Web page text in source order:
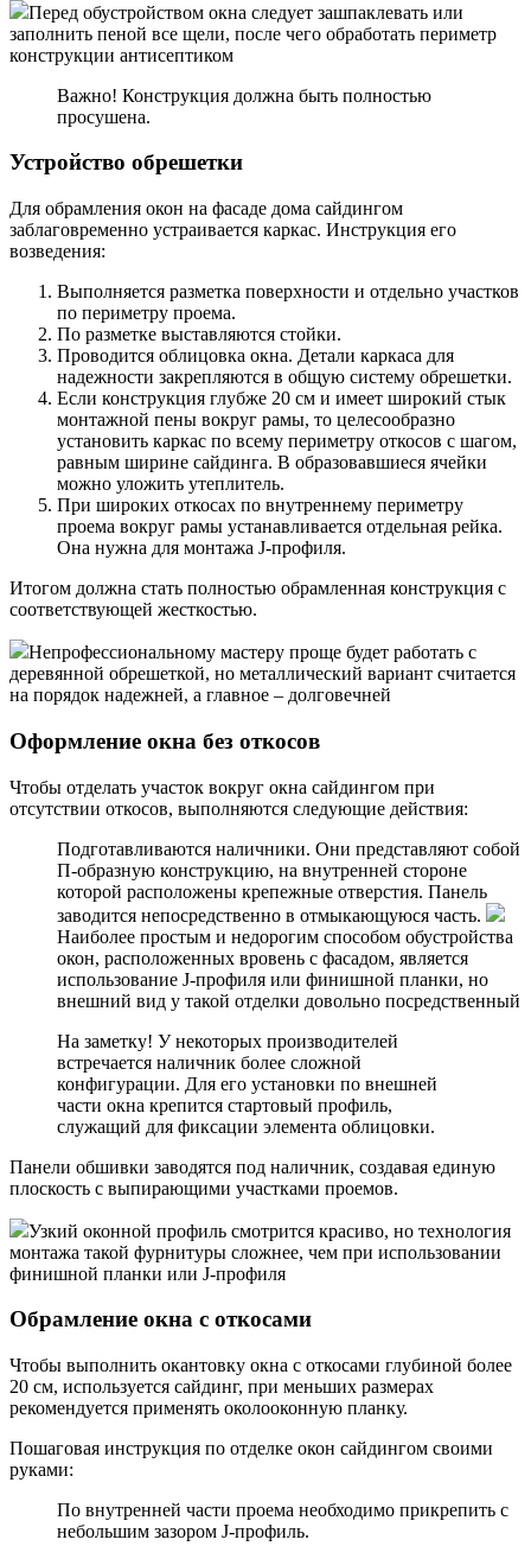
Перед обустройством окна следует зашпаклевать или
заполнить пеной все щели, после чего обработать периметр
конструкции антисептиком
Важно! Конструкция должна быть полностью
просушена.
Устройство обрешетки
Для обрамления окон на фасаде дома сайдингом
заблаговременно устраивается каркас. Инструкция его
возведения:
Выполняется разметка поверхности и отдельно участков
по периметру проема.
По разметке выставляются стойки.
Проводится облицовка окна. Детали каркаса для
надежности закрепляются в общую систему обрешетки.
Если конструкция глубже 20 см и имеет широкий стык
монтажной пены вокруг рамы, то целесообразно
установить каркас по всему периметру откосов с шагом,
равным ширине сайдинга. В образовавшиеся ячейки
можно уложить утеплитель.
При широких откосах по внутреннему периметру
проема вокруг рамы устанавливается отдельная рейка.
Она нужна для монтажа J-профиля.
Итогом должна стать полностью обрамленная конструкция с
соответствующей жесткостью.
Непрофессиональному мастеру проще будет работать с
деревянной обрешеткой, но металлический вариант считается
на порядок надежней, а главное – долговечней
Оформление окна без откосов
Чтобы отделать участок вокруг окна сайдингом при
отсутствии откосов, выполняются следующие действия:
Подготавливаются наличники. Они представляют собой
П-образную конструкцию, на внутренней стороне
которой расположены крепежные отверстия. Панель
заводится непосредственно в отмыкающуюся часть.
Наиболее простым и недорогим способом обустройства
окон, расположенных вровень с фасадом, является
использование J-профиля или финишной планки, но
внешний вид у такой отделки довольно посредственный
На заметку! У некоторых производителей
встречается наличник более сложной
конфигурации. Для его установки по внешней
части окна крепится стартовый профиль,
служащий для фиксации элемента облицовки.
Панели обшивки заводятся под наличник, создавая единую
плоскость с выпирающими участками проемов.
Узкий оконной профиль смотрится красиво, но технология
монтажа такой фурнитуры сложнее, чем при использовании
финишной планки или J-профиля
Обрамление окна с откосами
Чтобы выполнить окантовку окна с откосами глубиной более
20 см, используется сайдинг, при меньших размерах
рекомендуется применять околооконную планку.
Пошаговая инструкция по отделке окон сайдингом своими
руками:
По внутренней части проема необходимо прикрепить с
небольшим зазором J-профиль.